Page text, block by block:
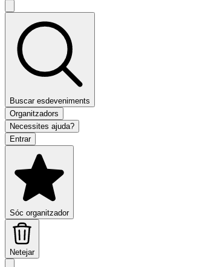
Buscar esdeveniments
Organitzadors
Necessites ajuda?
Entrar
Sóc organitzador
Netejar